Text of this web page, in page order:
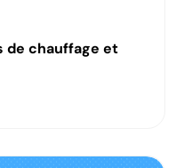
de chauffage et